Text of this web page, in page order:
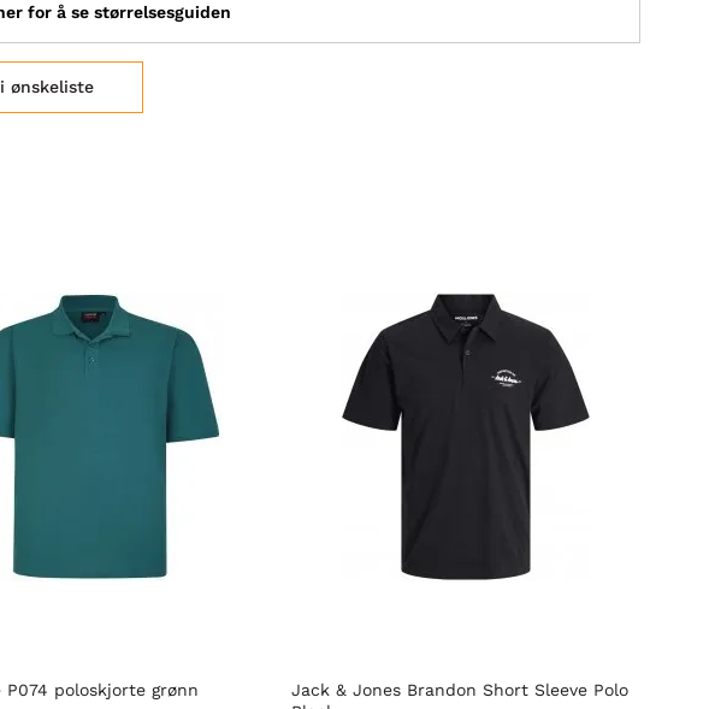
for å se størrelsesguiden
ønskeliste
P074 poloskjorte grønn
Jack & Jones Brandon Short Sleeve Polo